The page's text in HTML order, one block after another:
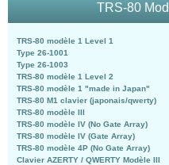
TRS-80
TRS-80 modèle 1 Level 1
Type 26-1001
Type 26-1003
TRS-80 modèle 1 Level 2
TRS-80 modèle 1 "made in Japan"
TRS-80 M1 clavier (japonais/qwerty)
TRS-80 modèle III
TRS-80 modèle IV (No Gate Array)
TRS-80 modèle IV (Gate Array)
TRS-80 modèle 4P (No Gate Array)
Clavier AZERTY / QWERTY Modèle III